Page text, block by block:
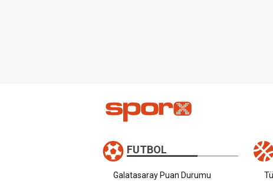
FUTBOL
Galatasaray Puan Durumu